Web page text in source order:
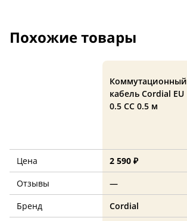
Похожие товары
Коммутационный
кабель Cordial EU
0.5 CC 0.5 м
Цена 2 590 ₽
Отзывы
—
Бренд
Cordial